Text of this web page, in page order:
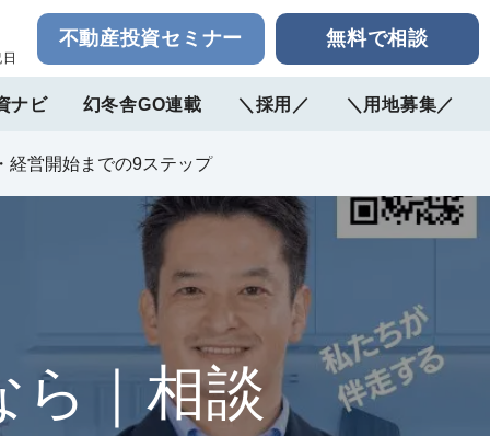
不動産投資セミナー 無料で相談
ナビ 幻冬舎GO連載 ＼採用／ ＼用地募集／
経営開始までの9ステップ
ら｜相談